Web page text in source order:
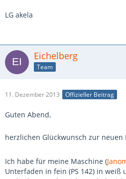
LG akela
Eichelberg
Team
11. Dezember 2013 Offizieller Beitrag
Guten Abend,
herzlichen Glückwunsch zur neuen
Ich habe für meine Maschine (
Unterfaden in fein (PS 142) in weiß